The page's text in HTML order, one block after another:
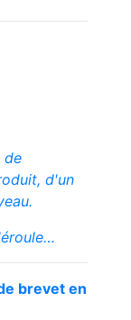
de
d'un
brevet en